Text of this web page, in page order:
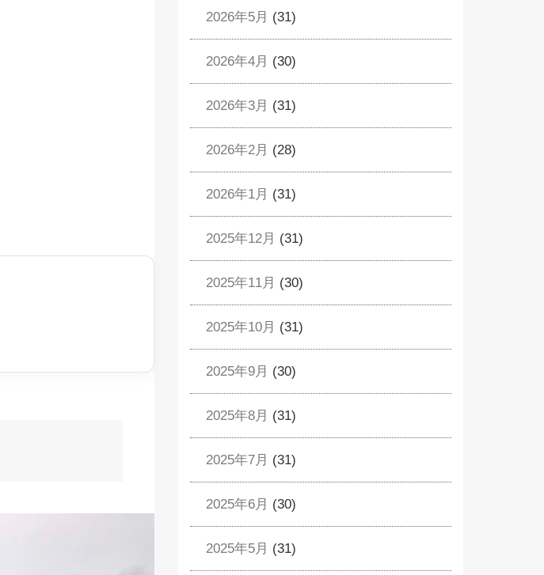
2026年5月 (31)
2026年4月 (30)
2026年3月 (31)
2026年2月 (28)
2026年1月 (31)
2025年12月 (31)
2025年11月 (30)
2025年10月 (31)
2025年9月 (30)
2025年8月 (31)
2025年7月 (31)
2025年6月 (30)
2025年5月 (31)